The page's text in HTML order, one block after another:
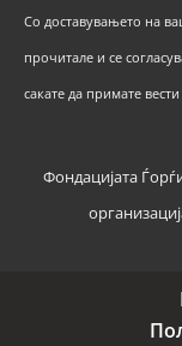
Со доставувањето на
прочитале и се
сакате да примате
Фондацијата